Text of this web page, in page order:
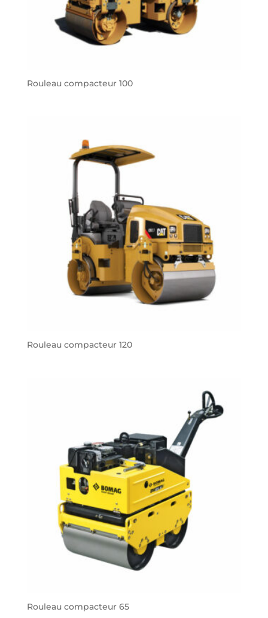
Rouleau compacteur 100
Rouleau compacteur 120
Rouleau compacteur 65